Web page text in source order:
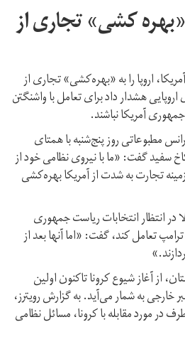
«بهره کشی» تجاری از
اروپا را به «بهره‌کشی» تجاری از
هشدار داد برای تعامل با واشنگتن
آمریکا نباشند.
مطبوعاتی روز پنج‌شنبه با همتای
سفید گفت: «ما با نیروی نظامی خود از
زمینه تجارت به شدت از آمریکا بهره‌کشی
در انتظار انتخابات ریاست جمهوری
تعامل کند، گفت: «اما آنها بعد از
از آغاز شیوع کرونا تاکنون اولین
خارجی به شمار می‌آید. به گزارش رویترز،
مورد مقابله با کرونا، مسائل نظامی